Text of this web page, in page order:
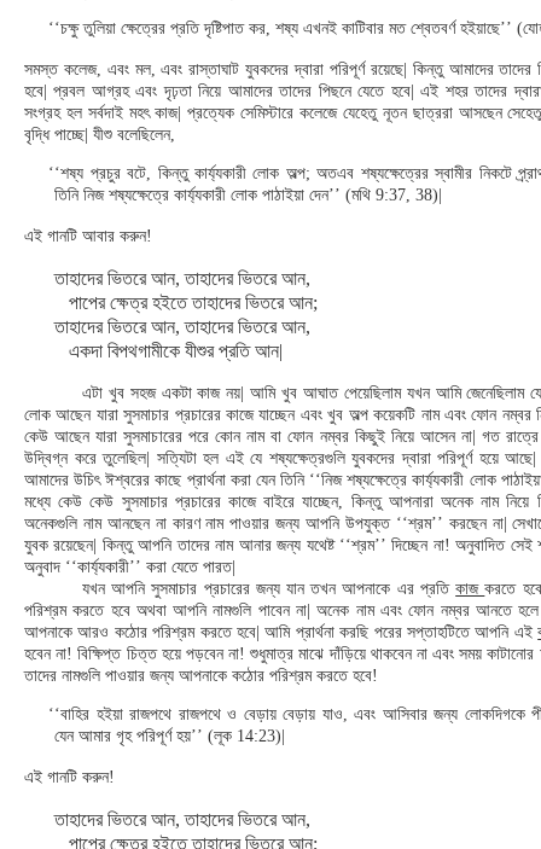
‘‘চক্ষু তুলিয়া ক্ষেত্রের প্রতি দৃষ্টিপাত কর, শষ্য এখনই কাটিবার মত শ্বেতবর্ণ হইয়াছে’’
সমস্ত কলেজ, এবং মল, এবং রাস্তাঘাট যুবকদের দ্বারা পরিপূর্ণ রয়েছে| কিন্তু আমাদের তাদের
হবে| প্রবল আগ্রহ এবং দৃঢ়তা নিয়ে আমাদের তাদের পিছনে যেতে হবে| এই শহর তাদের
সংগ্রহ হল সর্বদাই মহৎ কাজ| প্রত্যেক সেমিস্টারে কলেজে যেহেতু নূতন ছাত্ররা আসছেন সেহেতু
বৃদ্ধি পাচ্ছে| যীশু বলেছিলেন,
‘‘শষ্য প্রচুর বটে, কিন্তু কার্য্যকারী লোক অল্প; অতএব শষ্যক্ষেত্রের স্বামীর নিকটে
তিনি নিজ শষ্যক্ষেত্রে কার্য্যকারী লোক পাঠাইয়া দেন’’ (মথি 9:37, 38)|
এই গানটি আবার করুন!
তাহাদের ভিতরে আন, তাহাদের ভিতরে আন,
পাপের ক্ষেত্র হইতে তাহাদের ভিতরে আন;
তাহাদের ভিতরে আন, তাহাদের ভিতরে আন,
একদা বিপথগামীকে যীশুর প্রতি আন|
এটা খুব সহজ একটা কাজ নয়| আমি খুব আঘাত পেয়েছিলাম যখন আমি জেনেছিলাম
লোক আছেন যারা সুসমাচার প্রচারের কাজে যাচ্ছেন এবং খুব অল্প কয়েকটি নাম এবং ফোন
কেউ আছেন যারা সুসমাচারের পরে কোন নাম বা ফোন নম্বর কিছুই নিয়ে আসেন না| গত
উদ্বিগ্ন করে তুলেছিল| সত্যিটা হল এই যে শষ্যক্ষেত্রগুলি যুবকদের দ্বারা পরিপূর্ণ হয়ে আছে|
আমাদের উচিৎ ঈশ্বরের কাছে প্রার্থনা করা যেন তিনি ‘‘নিজ শষ্যক্ষেত্রে কার্য্যকারী লোক
মধ্যে কেউ কেউ সুসমাচার প্রচারের কাজে বাইরে যাচ্ছেন, কিন্তু আপনারা অনেক নাম নিয়ে
অনেকগুলি নাম আনছেন না কারণ নাম পাওয়ার জন্য আপনি উপযুক্ত ‘‘শ্রম’’ করছেন না|
যুবক রয়েছেন| কিন্তু আপনি তাদের নাম আনার জন্য যথেষ্ট ‘‘শ্রম’’ দিচ্ছেন না! অনুবাদিত সেই
অনুবাদ ‘‘কার্য্যকারী’’ করা যেতে পারত|
যখন আপনি সুসমাচার প্রচারের জন্য যান তখন আপনাকে এর প্রতিকাজকরতে
পরিশ্রম করতে হবে অথবা আপনি নামগুলি পাবেন না| অনেক নাম এবং ফোন নম্বর আনতে হলে
আপনাকে আরও কঠোর পরিশ্রম করতে হবে| আমি প্রার্থনা করছি পরের সপ্তাহটিতে আপনি এই
হবেন না! বিক্ষিপ্ত চিত্ত হয়ে পড়বেন না! শুধুমাত্র মাঝে দাঁড়িয়ে থাকবেন না এবং সময় কাটানোর
তাদের নামগুলি পাওয়ার জন্য আপনাকে কঠোর পরিশ্রম করতে হবে!
‘‘বাহির হইয়া রাজপথে রাজপথে ও বেড়ায় বেড়ায় যাও, এবং আসিবার জন্য লোকদিগকে
যেন আমার গৃহ পরিপূর্ণ হয়’’ (লূক 14:23)|
এই গানটি করুন!
তাহাদের ভিতরে আন, তাহাদের ভিতরে আন,
পাপের ক্ষেত্র হইতে তাহাদের ভিতরে আন;